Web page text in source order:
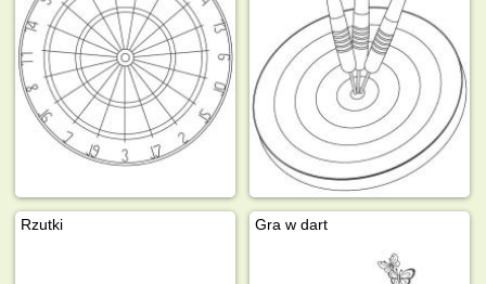
Rzutki Gra w dart